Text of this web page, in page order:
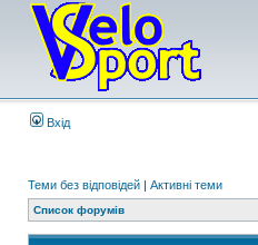
Вхід
Теми без відповідей | Активні теми
Список форумів